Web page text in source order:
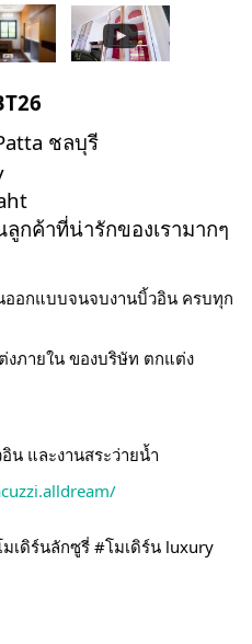
ชลบุรี
กค้าที่น่ารักของเรามากๆ
อกแบบจนจบงานบิ้วอิน ครบทุก
ภายใน ของบริษัท ตกแต่ง
น และงานสระว่ายน้ำ
เดิร์นลักซูรี่ #โมเดิร์น luxury